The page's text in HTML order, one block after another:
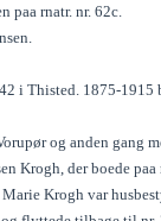
paa rnatr. nr. 62c.
i Thisted. 1875-1915
og anden gang
Krogh, der boede paa
Krogh var